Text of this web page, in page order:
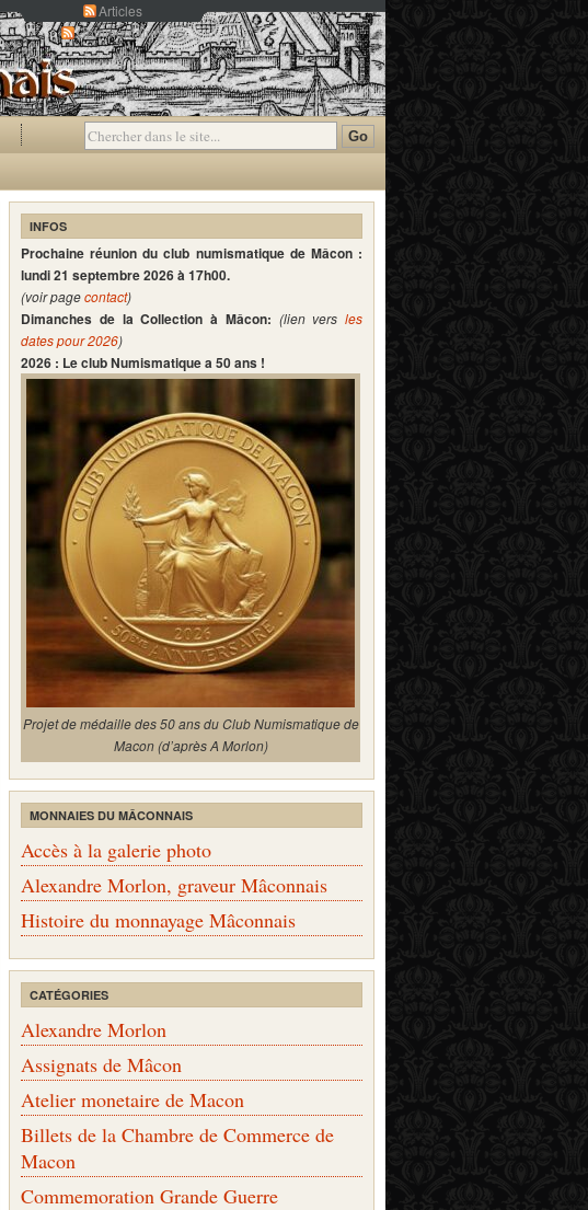
Articles
Commentaires
INFOS
Prochaine réunion du club numismatique de Mâcon :
lundi 21 septembre 2026 à 17h00.
(voir pagecontact)
Dimanches de la Collection à Mâcon: (lien vers les
dates pour 2026)
2026 : Le club Numismatique a 50 ans !
Projet de médaille des 50 ans du Club Numismatique de
Macon (d’après A Morlon)
MONNAIES DU MÂCONNAIS
Accès à la galerie photo
Alexandre Morlon, graveur Mâconnais
Histoire du monnayage Mâconnais
CATÉGORIES
Alexandre Morlon
Assignats de Mâcon
Atelier monetaire de Macon
Billets de la Chambre de Commerce de
Macon
Commemoration Grande Guerre